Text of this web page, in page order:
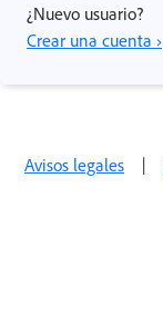
¿Nuevo usuario?
Crear una cuenta ›
Avisos legales |